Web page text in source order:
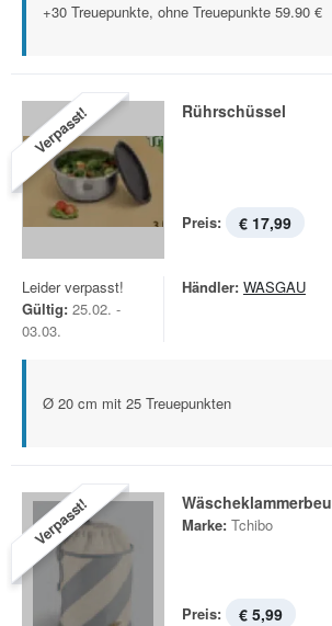
+30 Treuepunkte, ohne Treuepunkte 59.90 €
Verpasst! Rührschüssel
Preis: € 17,99
Leider verpasst!
Gültig: 25.02. -
03.03.
Händler: WASGAU
Ø 20 cm mit 25 Treuepunkten
Verpasst! Marke: Tchibo
Preis: € 5,99